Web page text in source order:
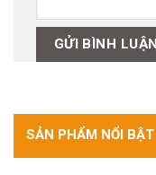
SẢN PHẨM NỔI BẬT